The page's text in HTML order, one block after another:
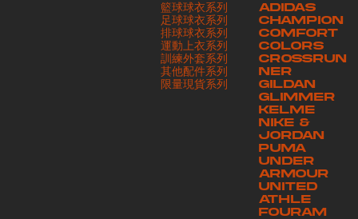
/ 貨品提取 商品製作完成後，4AM 團隊將聯絡貴客安排貨款餘額及提取
貨品。貴客可選擇最適合的付款方式以及取貨安排
隊核實有關款項 - 任何轉帳或換匯交易手續費等額外費用，一概不歸屬
本公司之責任 - 貴客請於收獲本公司正式訂購單據後 3 個工作天內安排
付款。如未能按期繳付所需款項，貴客須緻交因逾期所衍生之額外行政費
3個工作天｜到付｜​ - 貴客請於貨品可取日起之 10 個工作天內安排提取
貨品，如逾期未取，本公司將不予保存相關貨品。有關貨款訂金將不予歸
還，貴客仍須負責貨款餘額 - 貴客請於收貨時小心核對貨品數量及檢查
貨品品質 - 基於 S.F. Express / GoGoVan 等託運商為第三方服務，
本公司將保證貨品安全到達第三方手中。如第三方在運送過程中引致任何
有關貨品之遺失、損毀、誤投或運送延誤，本公司一律不負責
籃球球衣系列
足球球衣系列
排球球衣系列
運動上衣系列
訓練外套系列
其他配件系列
​限量現貨系列
ADIDAS
CHAMPION
COMFORT
COLORS
CROSSRUN
NER
GILDAN
GLIMMER
KELME
NIKE &
JORDAN
PUMA
UNDER
ARMOUR
UNITED
ATHLE
FOURAM